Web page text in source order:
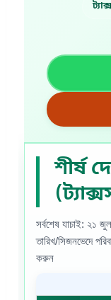
শীর্ষ
সর্বশেষ যাচাই: ২১
তারিখ/সিজনভেদে
করুন